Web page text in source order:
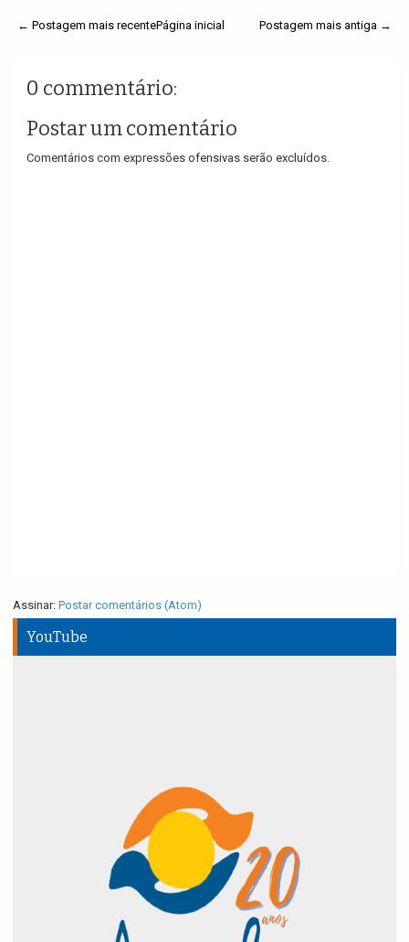
← Postagem mais recente Postagem mais antiga →
Página inicial
0 commentário:
Postar um comentário
Comentários com expressões ofensivas serão excluídos.
Assinar: Postar comentários (Atom)
YouTube